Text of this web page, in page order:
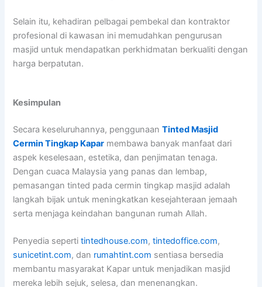
Selain itu, kehadiran pelbagai pembekal dan kontraktor
profesional di kawasan ini memudahkan pengurusan
masjid untuk mendapatkan perkhidmatan berkualiti dengan
harga berpatutan.
Kesimpulan
Secara keseluruhannya, penggunaanTinted Masjid
Cermin Tingkap Kapar membawa banyak manfaat dari
aspek keselesaan, estetika, dan penjimatan tenaga.
Dengan cuaca Malaysia yang panas dan lembap,
pemasangan tinted pada cermin tingkap masjid adalah
langkah bijak untuk meningkatkan kesejahteraan jemaah
serta menjaga keindahan bangunan rumah Allah.
Penyedia sepertitintedhouse.com,tintedoffice.com,
sunicetint.com, dan rumahtint.com sentiasa bersedia
membantu masyarakat Kapar untuk menjadikan masjid
mereka lebih sejuk, selesa, dan menenangkan.